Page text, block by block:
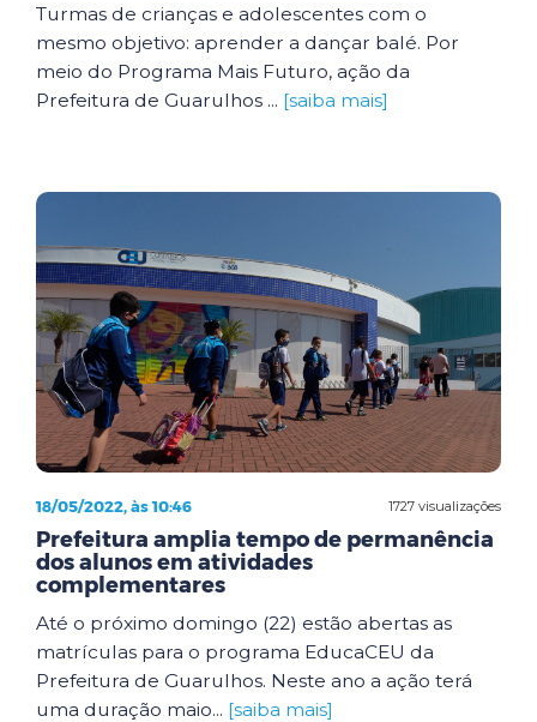
Turmas de crianças e adolescentes com o
mesmo objetivo: aprender a dançar balé. Por
meio do Programa Mais Futuro, ação da
Prefeitura de Guarulhos ... [saiba mais]
1727 visualizações
18/05/2022, às 10:46
Prefeitura amplia tempo de permanência
dos alunos em atividades
complementares
Até o próximo domingo (22) estão abertas as
matrículas para o programa EducaCEU da
Prefeitura de Guarulhos. Neste ano a ação terá
uma duração maio... [saiba mais]